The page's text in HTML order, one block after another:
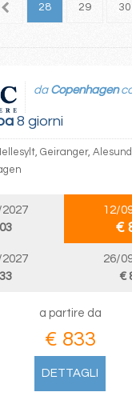
27 28 29 30
8 giorni
da Copenhagen
Geiranger,
12/
€
26/
€
a partire da
€ 833
DETTAGLI